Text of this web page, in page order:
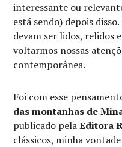
interessante ou
está sendo) depois
devam ser lidos, relidos
voltarmos nossas
contemporânea.
Foi com esse
das montanhas de
publicado pelaEditora
clássicos, minha